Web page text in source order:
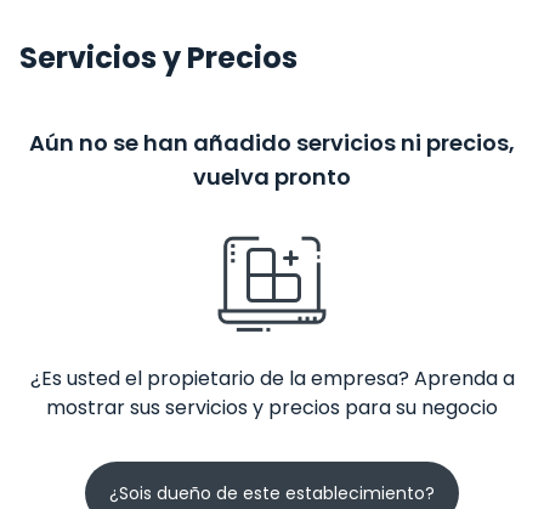
Servicios y Precios
Aún no se han añadido servicios ni precios,
vuelva pronto
¿Es usted el propietario de la empresa? Aprenda a
mostrar sus servicios y precios para su negocio
¿Sois dueño de este establecimiento?